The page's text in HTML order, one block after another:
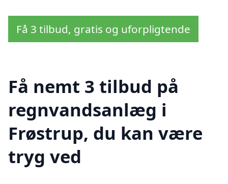
Få 3 tilbud, gratis og uforpligtende
Få nemt 3 tilbud på
regnvandsanlæg i
Frøstrup, du kan være
tryg ved